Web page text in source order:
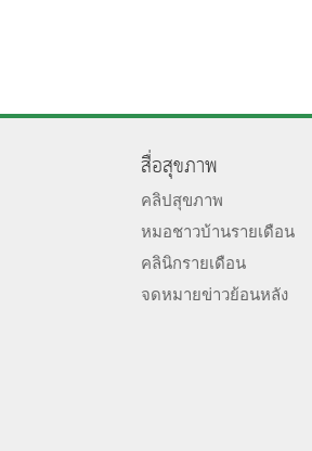
สื่อสุขภาพ
คลิปสุขภาพ
หมอชาวบ้านรายเดือน
คลินิกรายเดือน
จดหมายข่าวย้อนหลัง